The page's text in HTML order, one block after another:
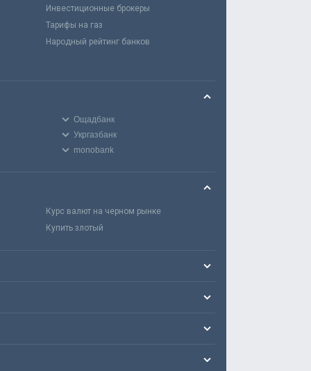
Инвестиционные брокеры
Тарифы на газ
Народный рейтинг банков
Ощадбанк
Укргазбанк
monobank
Курс валют на черном рынке
Купить злотый